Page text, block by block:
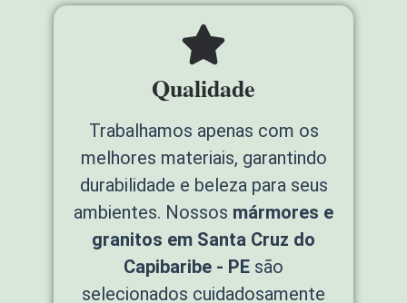
Qualidade
Trabalhamos apenas com os
melhores materiais, garantindo
durabilidade e beleza para seus
ambientes. Nossos mármores e
granitos em Santa Cruz do
Capibaribe - PE são
selecionados cuidadosamente